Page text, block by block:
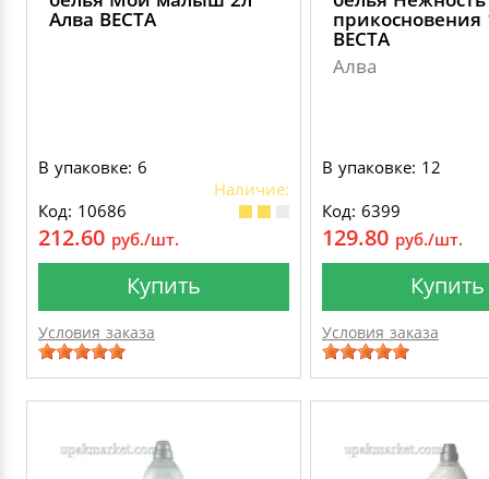
Алва ВЕСТА
В упаковке: 6
Наличие:
Код: 10686
212.60 руб./шт.
Купить
Условия заказа
прикосновения
ВЕСТА
Алва
В упаковке: 12
Код: 6399
129.80 руб./шт.
Купить
Условия заказа